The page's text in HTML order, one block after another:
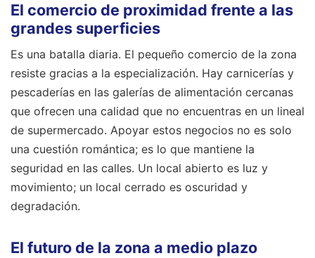
El comercio de proximidad frente a las
grandes superficies
Es una batalla diaria. El pequeño comercio de la zona
resiste gracias a la especialización. Hay carnicerías y
pescaderías en las galerías de alimentación cercanas
que ofrecen una calidad que no encuentras en un lineal
de supermercado. Apoyar estos negocios no es solo
una cuestión romántica; es lo que mantiene la
seguridad en las calles. Un local abierto es luz y
movimiento; un local cerrado es oscuridad y
degradación.
El futuro de la zona a medio plazo